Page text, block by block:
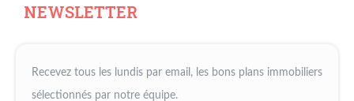
NEWSLETTER
Recevez tous les lundis par email, les bons plans immobiliers
sélectionnés par notre équipe.